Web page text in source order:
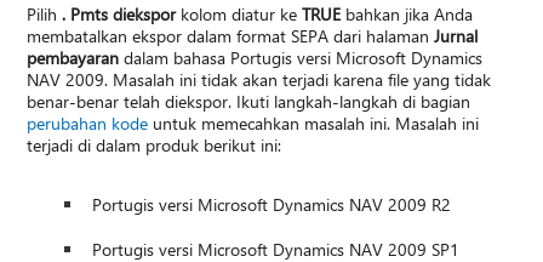
Pilih. Pmts dieksporkolom diatur keTRUE bahkan jika Anda
membatalkan ekspor dalam format SEPA dari halamanJurnal
pembayarandalam bahasa Portugis versi Microsoft Dynamics
NAV 2009. Masalah ini tidak akan terjadi karena file yang tidak
benar-benar telah diekspor. Ikuti langkah-langkah di bagian
perubahan kode untuk memecahkan masalah ini. Masalah ini
terjadi di dalam produk berikut ini:
Portugis versi Microsoft Dynamics NAV 2009 R2
Portugis versi Microsoft Dynamics NAV 2009 SP1